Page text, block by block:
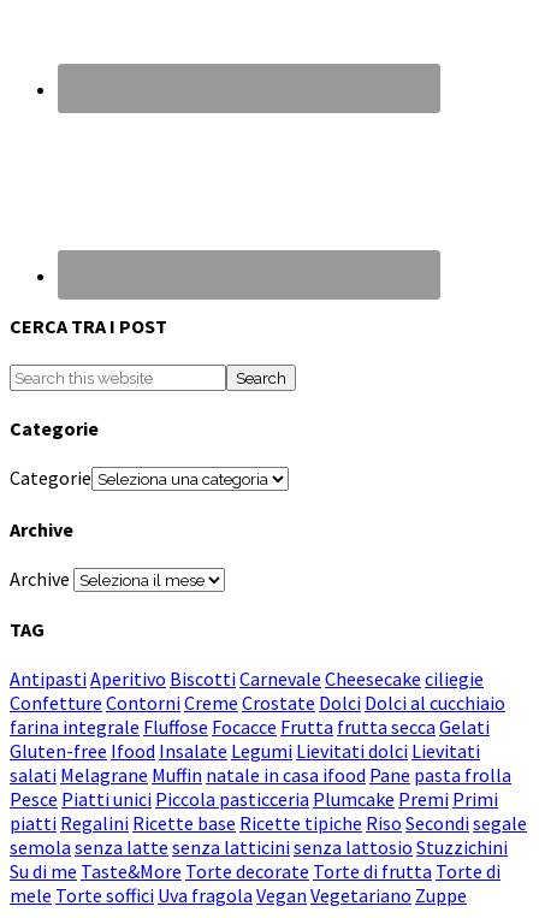
CERCA TRA I POST
Categorie
Categorie
Archive
Archive
TAG
AntipastiAperitivo BiscottiCarnevale Cheesecake ciliegie
Confetture ContorniCreme Crostate Dolci Dolci al cucchiaio
farina integrale Fluffose Focacce Frutta frutta secca Gelati
Gluten-free Ifood Insalate Legumi Lievitati dolci Lievitati
salati Melagrane Muffin natale in casa ifood Pane pasta frolla
Pesce Piatti unici Piccola pasticceria Plumcake Premi Primi
piatti Regalini Ricette base Ricette tipiche Riso Secondisegale
semola senza latte senza latticinisenza lattosio Stuzzichini
Su di me Taste&More Torte decorate Torte di frutta Torte di
mele Torte soffici Uva fragola Vegan Vegetariano Zuppe